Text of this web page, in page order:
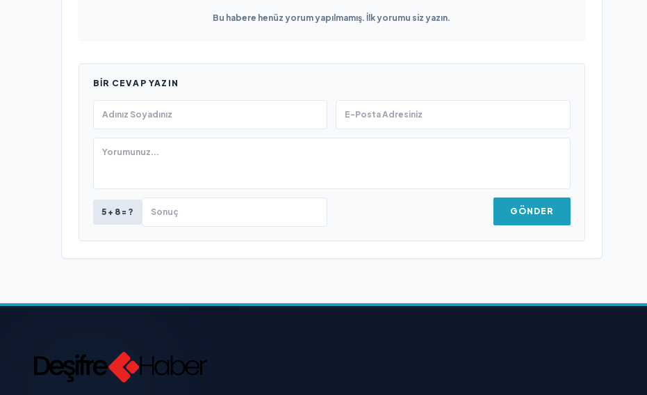
Bu habere henüz yorum yapılmamış. İlk yorumu siz yazın.
BIR CEVAP YAZIN
5 + 8 = ? GÖNDER